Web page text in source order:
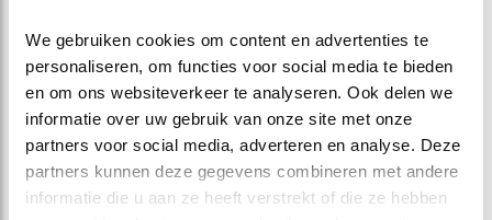
We gebruiken cookies om content en advertenties te
personaliseren, om functies voor social media te bieden
en om ons websiteverkeer te analyseren. Ook delen we
informatie over uw gebruik van onze site met onze
partners voor social media, adverteren en analyse. Deze
partners kunnen deze gegevens combineren met andere
informatie die u aan ze heeft verstrekt of die ze hebben
DEEL DIT FILMPJE
Bosmuis